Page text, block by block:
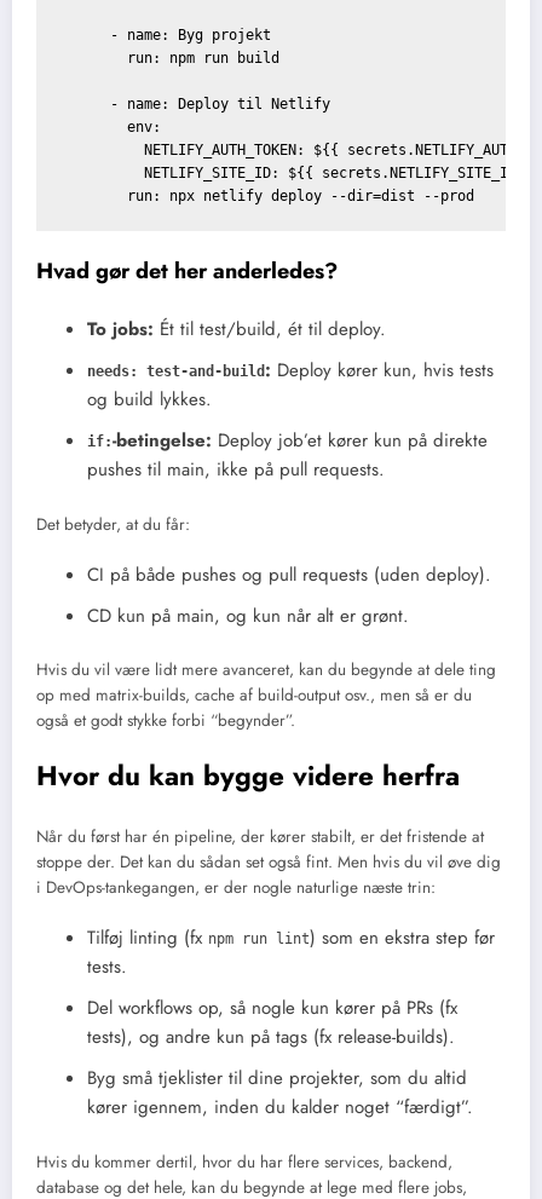
      - name: Byg projekt
        run: npm run build
      - name: Deploy til Netlify
        env:
NETLIFY_AUTH_TOKEN: ${{
          NETLIFY_SITE_ID: ${{ secrets.NETLIFY_SITE_ID }}
Hvad gør det her anderledes?
To jobs: Ét til test/build, ét til deploy.
needs: test-and-build : Deploy kører kun, hvis tests
og build lykkes.
if:-betingelse: Deploy job’et kører kun på direkte
pushes til main, ikke på pull requests.
Det betyder, at du får:
CI på både pushes og pull requests (uden deploy).
CD kun på main, og kun når alt er grønt.
Hvis du vil være lidt mere avanceret, kan du begynde at dele ting
op med matrix-builds, cache af build-output osv., men så er du
også et godt stykke forbi “begynder”.
Hvor du kan bygge videre herfra
Når du først har én pipeline, der kører stabilt, er det fristende at
stoppe der. Det kan du sådan set også fint. Men hvis du vil øve dig
i DevOps-tankegangen, er der nogle naturlige næste trin:
Tilføj linting (fx npm run lint) som en ekstra step før
tests.
Del workflows op, så nogle kun kører på PRs (fx
tests), og andre kun på tags (fx release-builds).
Byg små tjeklister til dine projekter, som du altid
kører igennem, inden du kalder noget “færdigt”.
Hvis du kommer dertil, hvor du har flere services, backend,
database og det hele, kan du begynde at lege med flere jobs,